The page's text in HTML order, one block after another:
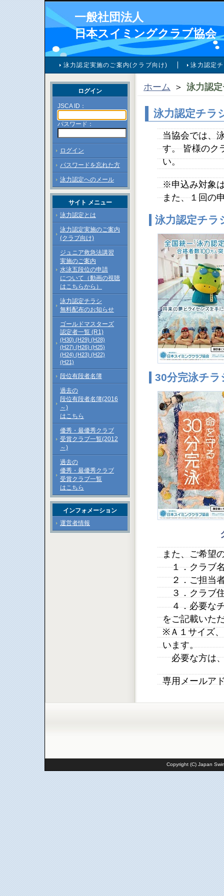
一般社団法人
日本スイミングクラブ協会
泳力認定実施のご案内(クラブ向け) 泳力認定
ホーム ＞ 泳力認
泳力認定チラ
当協会では、
す。 皆様のク
い。
※申込み対象
また、１回の
泳力認定チラ
30分完泳チラ
また、ご希望
１．クラブ
２．ご担当
３．クラブ
４．必要なチ
をご記載いた
※Ａ１サイズ
います。
必要な方は、
専用メールア
ログイン
JSCA ID：
パスワード：
ログイン
パスワードを忘れた方
泳力認定へのメール
サイト メニュー
泳力認定とは
泳力認定実施のご案内
(クラブ向け)
ジュニア救急法講習
実施のご案内
水泳五段位の申請
について（動画の視聴
はこちらから）
泳力認定チラシ
無料配布のお知らせ
ゴールドマスターズ
認定者一覧 (R1)
(H30) (H29) (H28)
(H27) (H26) (H25)
(H24) (H23) (H22)
(H21)
段位有段者名簿
過去の
段位有段者名簿(2016
～)
はこちら
優秀・最優秀クラブ
受賞クラブ一覧(2012
～)
過去の
優秀・最優秀クラブ
受賞クラブ一覧
はこちら
インフォメーション
運営者情報
Copyright (C) Japan